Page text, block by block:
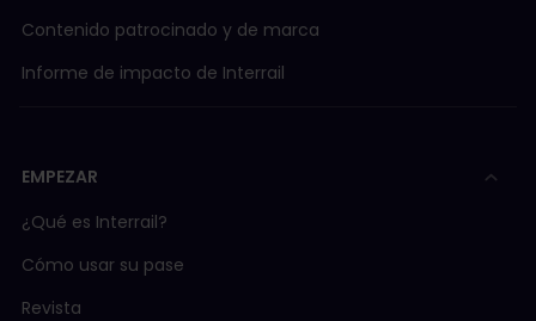
Contenido patrocinado y de marca
Informe de impacto de Interrail
EMPEZAR
¿Qué es Interrail?
Cómo usar su pase
Revista